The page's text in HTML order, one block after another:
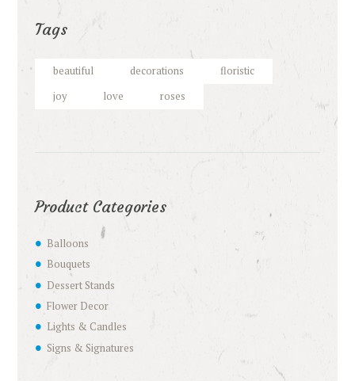
Tags
beautiful decorations
floristic
joy
love roses
Product Categories
Balloons
Bouquets
Dessert Stands
Flower Decor
Lights & Candles
Signs & Signatures